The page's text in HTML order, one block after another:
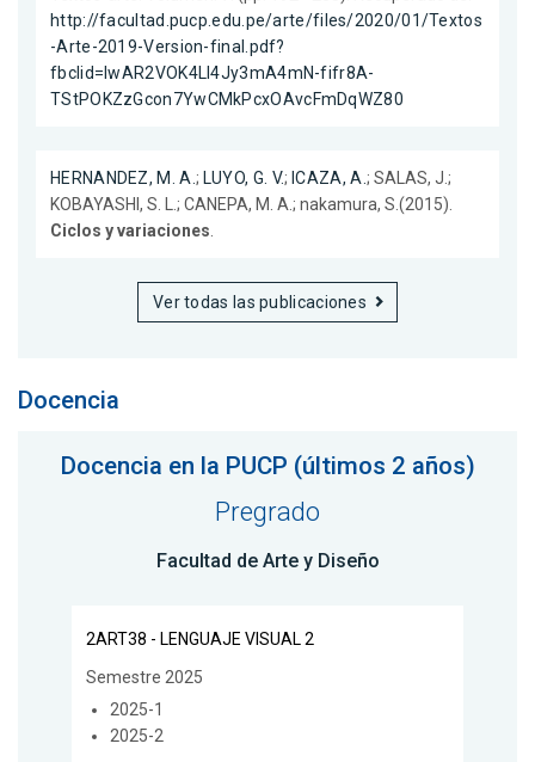
http://facultad.pucp.edu.pe/arte/files/2020/01/Textos
-Arte-2019-Version-final.pdf?
fbclid=IwAR2VOK4Ll4Jy3mA4mN-fifr8A-
TStPOKZzGcon7YwCMkPcxOAvcFmDqWZ80
HERNANDEZ, M. A. ; LUYO, G. V.; ICAZA, A. ; SALAS, J.;
KOBAYASHI, S. L.; CANEPA, M. A.; nakamura, S.(2015).
Ciclos y variaciones
Ver todas las publicaciones
Docencia
Docencia en la PUCP (últimos 2 años)
Pregrado
Facultad de Arte y Diseño
2ART38 - LENGUAJE VISUAL 2
Semestre 2025
2025-1
2025-2